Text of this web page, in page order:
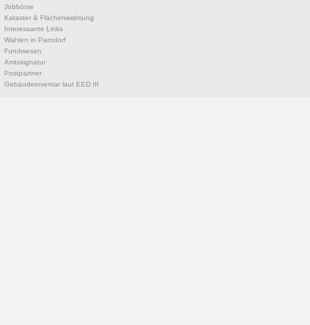
Jobbörse
Kataster & Flächenwidmung
Interessante Links
Wahlen in Parndorf
Fundwesen
Amtssignatur
Postpartner
Gebäudeinventar laut EED III